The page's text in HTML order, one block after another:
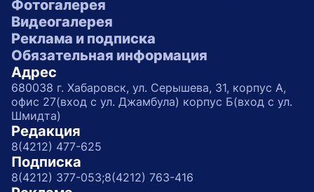
Фотогалерея
Видеогалерея
Реклама и подписка
Обязательная информация
Адрес
680038 г. Хабаровск, ул. Серышева, 31, корпус А,
офис 27(вход с ул. Джамбула) корпус Б(вход с ул.
Шмидта)
Редакция
8(4212) 477-625
Подписка
8(4212) 377-053;8(4212) 763-416